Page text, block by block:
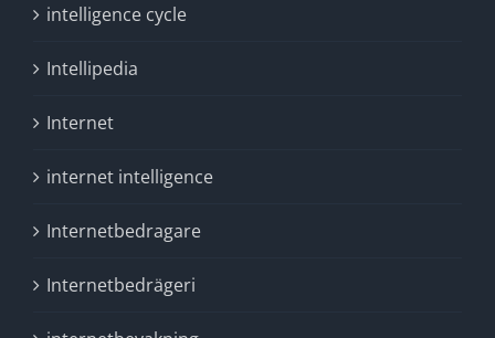
intelligence cycle
Intellipedia
Internet
internet intelligence
Internetbedragare
Internetbedrägeri